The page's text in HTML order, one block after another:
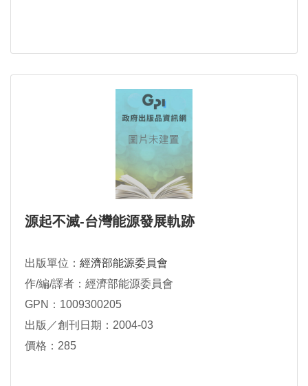
源起不滅-台灣能源發展軌跡
出版單位： 經濟部能源委員會
作/編/譯者：經濟部能源委員會
GPN：1009300205
出版／創刊日期：2004-03
價格：285